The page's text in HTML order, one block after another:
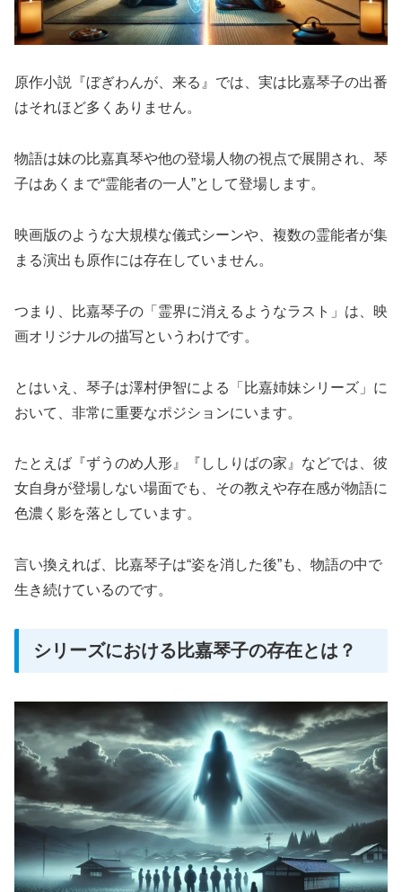
原作小説『ぼぎわんが、来る』では、実は比嘉琴子の出番
はそれほど多くありません。
物語は妹の比嘉真琴や他の登場人物の視点で展開され、琴
子はあくまで“霊能者の一人”として登場します。
映画版のような大規模な儀式シーンや、複数の霊能者が集
まる演出も原作には存在していません。
つまり、比嘉琴子の「霊界に消えるようなラスト」は、映
画オリジナルの描写というわけです。
とはいえ、琴子は澤村伊智による「比嘉姉妹シリーズ」に
おいて、非常に重要なポジションにいます。
たとえば『ずうのめ人形』『ししりばの家』などでは、彼
女自身が登場しない場面でも、その教えや存在感が物語に
色濃く影を落としています。
言い換えれば、比嘉琴子は“姿を消した後”も、物語の中で
生き続けているのです。
シリーズにおける比嘉琴子の存在とは？